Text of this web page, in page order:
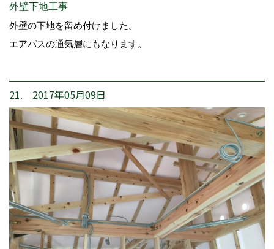
外壁下地工事
外壁の下地を留め付けました。
エアパスの通気層にもなります。
21. 2017年05月09日